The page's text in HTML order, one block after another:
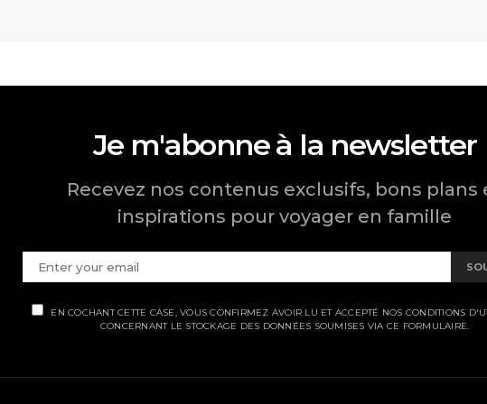
Je m'abonne à la newsletter
Recevez nos contenus exclusifs, bons plans
inspirations pour voyager en famille
EN COCHANT CETTE CASE, VOUS CONFIRMEZ AVOIR LU ET ACCEPTÉ NOS CONDITIONS
CONCERNANT LE STOCKAGE DES DONNÉES SOUMISES VIA CE FORMULAIRE.